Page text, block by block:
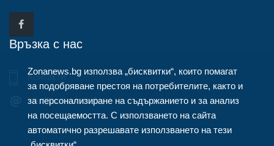
Връзка с нас
Контакти
info@zonanews.bg
Zonanews.bg използва „бисквитки“, които помагат
за подобряване престоя на потребителите, както и
за персонализиране на съдържанието и за анализ
на посещаемостта. С използването на сайта
автоматично разрешавате използването на тези